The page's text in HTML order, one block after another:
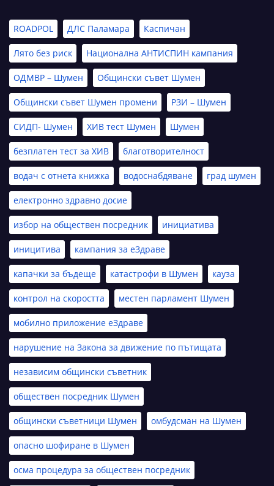
ROADPOL ДЛС Паламара Каспичан
Лято без риск Национална АНТИСПИН кампания
ОДМВР – Шумен Общински съвет Шумен
Общински съвет Шумен промени РЗИ – Шумен
СИДП- Шумен ХИВ тест Шумен Шумен
безплатен тест за ХИВ благотворителност
водач с отнета книжка водоснабдяване град шумен
електронно здравно досие
избор на обществен посредник инициатива
иницитива кампания за еЗдраве
капачки за бъдеще катастрофи в Шумен кауза
контрол на скоростта местен парламент Шумен
мобилно приложение еЗдраве
нарушение на Закона за движение по пътищата
независим общински съветник
обществен посредник Шумен
общински съветници Шумен омбудсман на Шумен
опасно шофиране в Шумен
осма процедура за обществен посредник